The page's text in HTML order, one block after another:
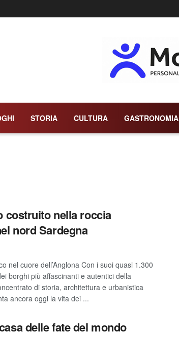
STORIA CULTURA GASTRONOMIA
costruito nella roccia
nord Sardegna
nel cuore dell’Anglona Con i suoi quasi 1.300
borghi più affascinanti e autentici della
di storia, architettura e urbanistica
ancora oggi la vita dei ...
delle fate del mondo